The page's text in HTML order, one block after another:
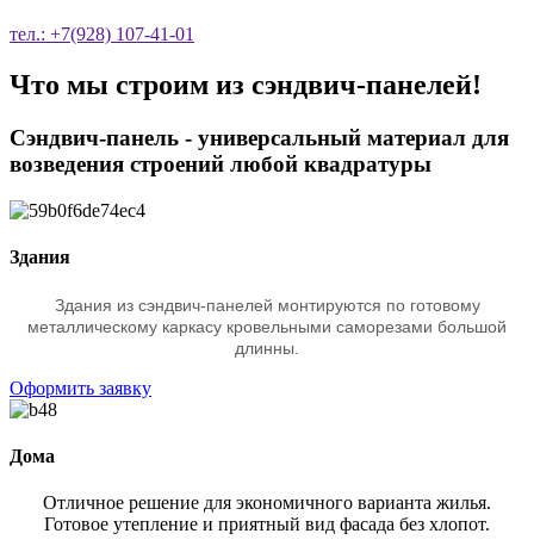
тел.: +7(928) 107-41-01
Что мы строим из сэндвич-панелей!
Сэндвич-панель - универсальный материал для
возведения строений любой квадратуры
Здания
Здания из сэндвич-панелей монтируются по готовому
металлическому каркасу кровельными саморезами большой
длинны.
Оформить заявку
Дома
Отличное решение для экономичного варианта жилья.
Готовое утепление и приятный вид фасада без хлопот.